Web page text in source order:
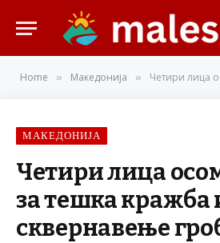
Home » Македонија » Четири лица осомничени
МАКЕДОНИЈА
Четири лица
за тешка кражба
сквернавење